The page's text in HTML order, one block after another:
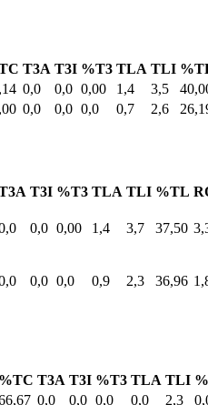
T3A T3I %T3 TLA TLI
0,0 0,0 0,00 1,4 3,5
0,0 0,0 0,0 0,7 2,6
T3I %T3 TLA TLI %TL
0,0 0,00 1,4 3,7 37,50
0,0 0,0 0,9 2,3 36,96
%TC T3A T3I %T3 TLA TLI
0,0 0,0 0,0 0,0 2,3